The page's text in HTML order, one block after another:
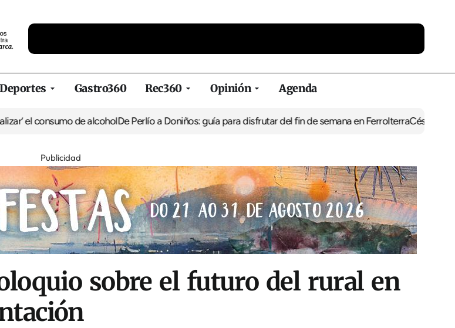
Deportes Gastro360 Rec360 Opinión Agenda
de alcoholDe Perlío a Doniños: guía para disfrutar del fin de semana en FerrolterraCésar Pita, capitán
Publicidad
sobre el futuro del rural en